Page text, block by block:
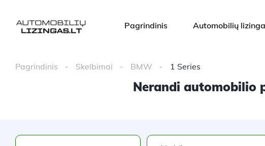
Pagrindinis Automobilių
Pagrindinis Skelbimai BMW 1 Series
Nerandi automobilio